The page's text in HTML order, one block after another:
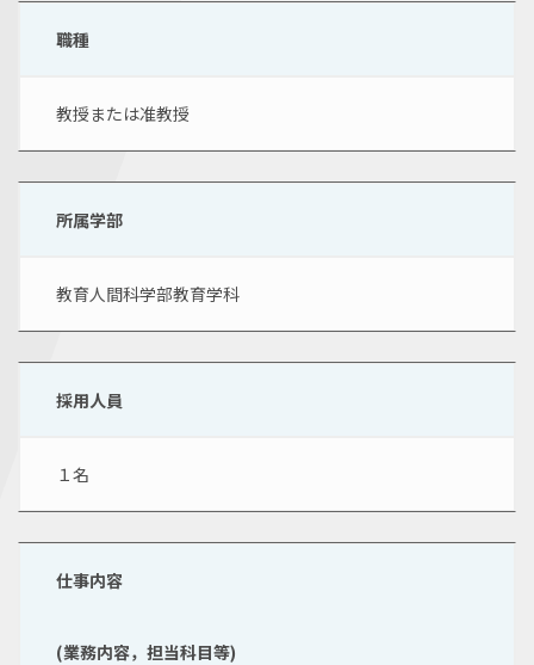
職種
教授または准教授
所属学部
教育人間科学部教育学科
採用人員
１名
仕事内容
(業務内容，担当科目等)